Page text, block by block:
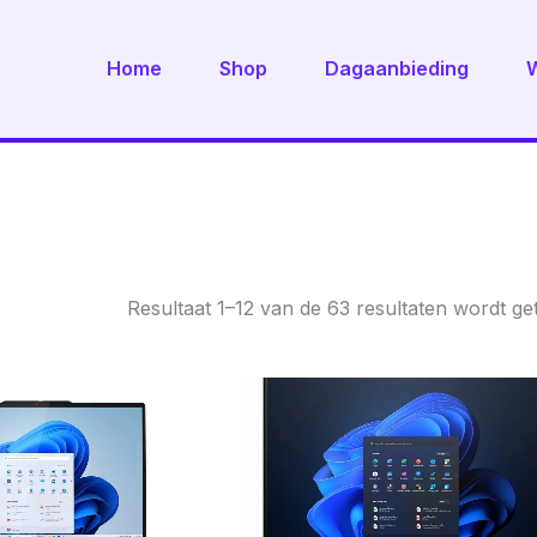
Home Shop Dagaanbieding
Resultaat 1–12 van de 63 resultaten wordt